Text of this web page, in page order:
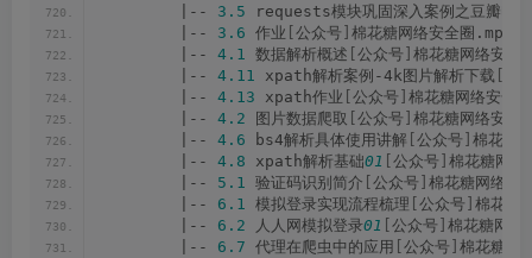
        |--
3.5 requests模块巩固深入案例之豆瓣电影
        |--
3.6 作业 公众号 棉花糖网络安全圈.mp4
        |--
4.1 数据解析概述 公众号 棉花糖网络安全
        |--
4.11 xpath解析案例-4k图片解析下载
        |--
4.13 xpath作业 公众号 棉花糖网络安全
        |--
4.2 图片数据爬取 公众号 棉花糖网络安全
        |--
4.6 bs4解析具体使用讲解 公众号 棉花糖
        |--
4.8 xpath解析基础01 公众号 棉花糖网
        |--
5.1 验证码识别简介 公众号 棉花糖网络安
        |--
6.1 模拟登录实现流程梳理 公众号 棉花糖
        |--
6.2 人人网模拟登录01 公众号 棉花糖网络
        |--
6.7 代理在爬虫中的应用 公众号 棉花糖网